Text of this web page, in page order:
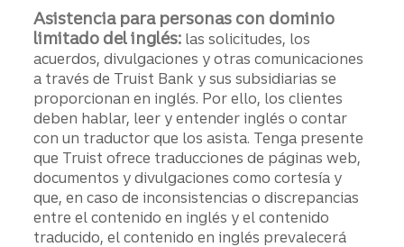
Asistencia para personas con dominio
limitado del inglés: las solicitudes, los
acuerdos, divulgaciones y otras comunicaciones
a través de Truist Bank y sus subsidiarias se
proporcionan en inglés. Por ello, los clientes
deben hablar, leer y entender inglés o contar
con un traductor que los asista. Tenga presente
que Truist ofrece traducciones de páginas web,
documentos y divulgaciones como cortesía y
que, en caso de inconsistencias o discrepancias
entre el contenido en inglés y el contenido
traducido, el contenido en inglés prevalecerá